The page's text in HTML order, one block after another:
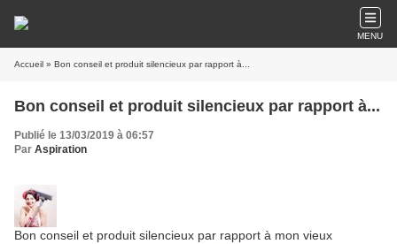
MENU
Accueil » Bon conseil et produit silencieux par rapport à...
Bon conseil et produit silencieux par rapport à...
Publié le 13/03/2019 à 06:57
Par Aspiration
Bon conseil et produit silencieux par rapport à mon vieux